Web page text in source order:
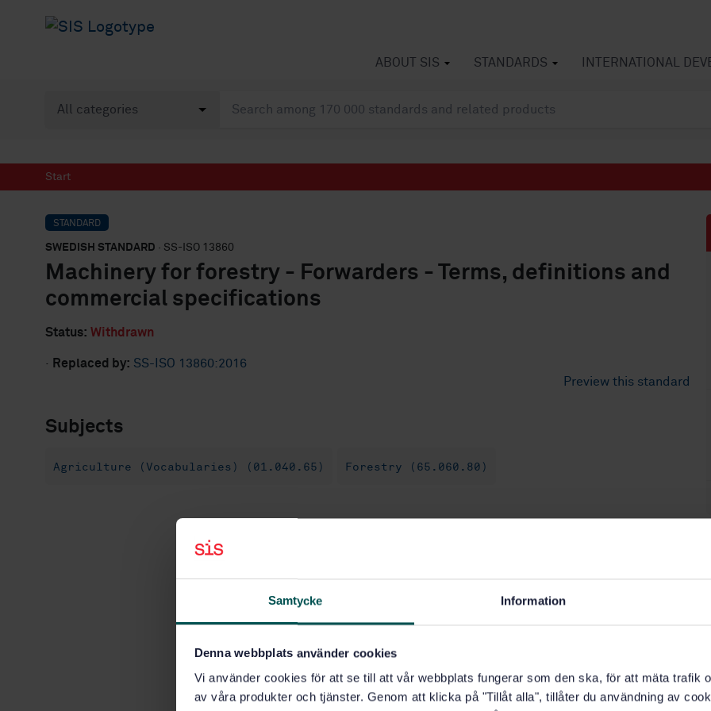
Samtycke Information
Denna webbplats använder cookies
Vi använder cookies för att se till att vår webbplats fungerar som den ska, för att mäta trafik
av våra produkter och tjänster. Genom att klicka på "Tillåt alla", tillåter du användning av
ABOUT SIS STANDARDS INTERNATIONAL
Start
STANDARD
SWEDISH STANDARD · SS-ISO 13860
Machinery for forestry - Forwarders - Terms, definitions and
commercial specifications
Status: Withdrawn
· Replaced by: SS-ISO 13860:2016
Preview this standard
Subjects
Agriculture (Vocabularies) (01.040.65) Forestry (65.060.80)